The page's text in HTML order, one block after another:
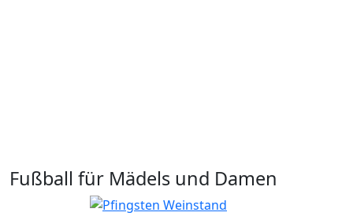
Fußball für Mädels und Damen